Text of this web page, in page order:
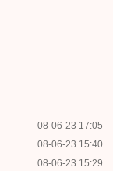
08-06-23 17:05
08-06-23 15:40
08-06-23 15:29